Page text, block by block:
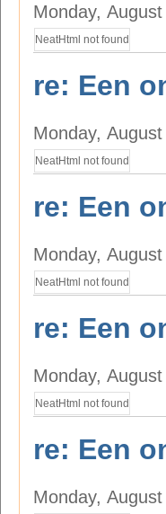
Monday,
NeatHtml not found
re: Een
Monday,
NeatHtml not found
re: Een
Monday,
NeatHtml not found
re: Een
Monday,
NeatHtml not found
re: Een
Monday,